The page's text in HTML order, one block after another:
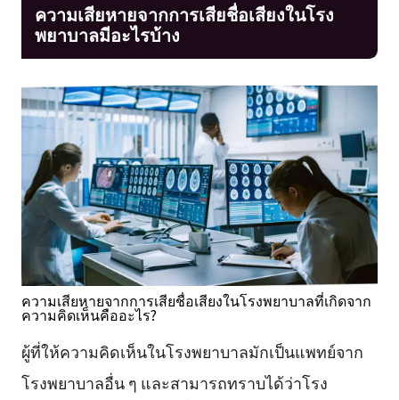
ความเสียหายจากการเสียชื่อเสียงในโรง
พยาบาลมีอะไรบ้าง
ความเสียหายจากการเสียชื่อเสียงในโรงพยาบาลที่เกิดจาก
ความคิดเห็นคืออะไร?
ผู้ที่ให้ความคิดเห็นในโรงพยาบาลมักเป็นแพทย์จาก
โรงพยาบาลอื่น ๆ และสามารถทราบได้ว่าโรง